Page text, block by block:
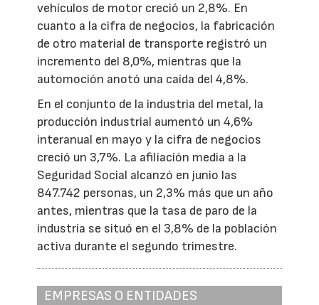
vehículos de motor creció un 2,8%. En
cuanto a la cifra de negocios, la fabricación
de otro material de transporte registró un
incremento del 8,0%, mientras que la
automoción anotó una caída del 4,8%.
En el conjunto de la industria del metal, la
producción industrial aumentó un 4,6%
interanual en mayo y la cifra de negocios
creció un 3,7%. La afiliación media a la
Seguridad Social alcanzó en junio las
847.742 personas, un 2,3% más que un año
antes, mientras que la tasa de paro de la
industria se situó en el 3,8% de la población
activa durante el segundo trimestre.
EMPRESAS O ENTIDADES